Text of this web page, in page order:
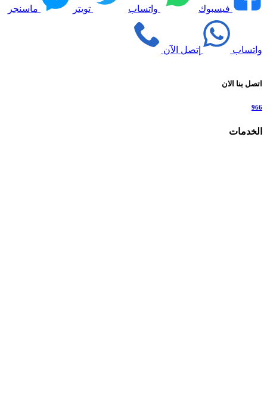
فيسبوك واتساب تويتر ماسنجر
واتساب إتصل الآن
اتصل بنا الان
966
الخدمات